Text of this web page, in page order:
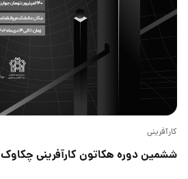
کارآفرینی
ششمین دوره هکاتون کارآفرینی چکاوک